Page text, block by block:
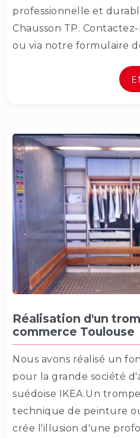
professionnelle et
Chausson TP.
ou via notre formulaire
Réalisation d'un
commerce Toulouse
Nous avons réalisé un
pour la grande société
suédoise IKEA.Un
technique de peinture
crée l'illusion d'une